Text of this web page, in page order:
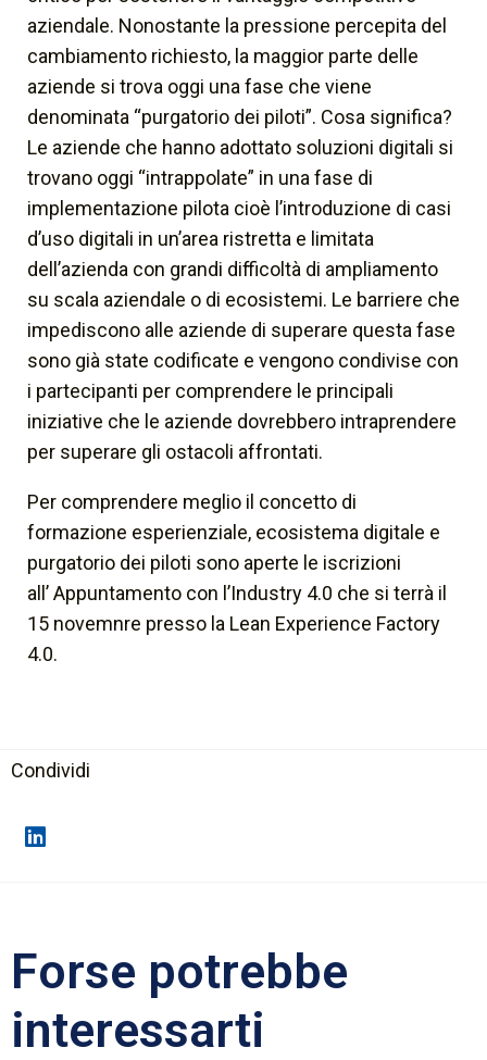
aziendale. Nonostante la pressione percepita del
cambiamento richiesto, la maggior parte delle
aziende si trova oggi una fase che viene
denominata “purgatorio dei piloti”. Cosa significa?
Le aziende che hanno adottato soluzioni digitali si
trovano oggi “intrappolate” in una fase di
implementazione pilota cioè l’introduzione di casi
d’uso digitali in un’area ristretta e limitata
dell’azienda con grandi difficoltà di ampliamento
su scala aziendale o di ecosistemi. Le barriere che
impediscono alle aziende di superare questa fase
sono già state codificate e vengono condivise con
i partecipanti per comprendere le principali
iniziative che le aziende dovrebbero intraprendere
per superare gli ostacoli affrontati.
Per comprendere meglio il concetto di
formazione esperienziale, ecosistema digitale e
purgatorio dei piloti sono aperte le iscrizioni
all’ Appuntamento con l’Industry 4.0 che si terrà il
15 novemnre presso la Lean Experience Factory
4.0.
Condividi
Forse potrebbe
interessarti